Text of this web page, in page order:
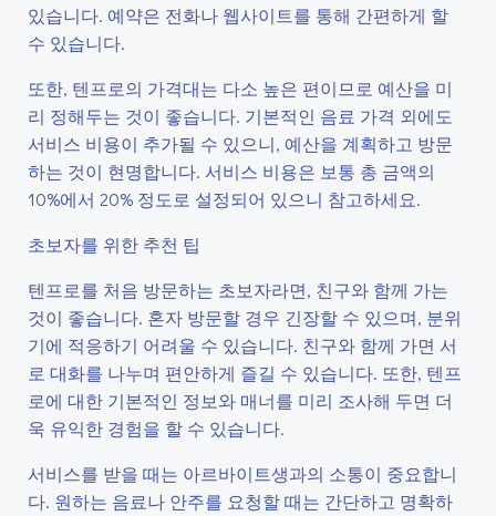
있습니다. 예약은 전화나 웹사이트를 통해 간편하게 할
수 있습니다.
또한, 텐프로의 가격대는 다소 높은 편이므로 예산을 미
리 정해두는 것이 좋습니다. 기본적인 음료 가격 외에도
서비스 비용이 추가될 수 있으니, 예산을 계획하고 방문
하는 것이 현명합니다. 서비스 비용은 보통 총 금액의
10%에서 20% 정도로 설정되어 있으니 참고하세요.
초보자를 위한 추천 팁
텐프로를 처음 방문하는 초보자라면, 친구와 함께 가는
것이 좋습니다. 혼자 방문할 경우 긴장할 수 있으며, 분위
기에 적응하기 어려울 수 있습니다. 친구와 함께 가면 서
로 대화를 나누며 편안하게 즐길 수 있습니다. 또한, 텐프
로에 대한 기본적인 정보와 매너를 미리 조사해 두면 더
욱 유익한 경험을 할 수 있습니다.
서비스를 받을 때는 아르바이트생과의 소통이 중요합니
다. 원하는 음료나 안주를 요청할 때는 간단하고 명확하